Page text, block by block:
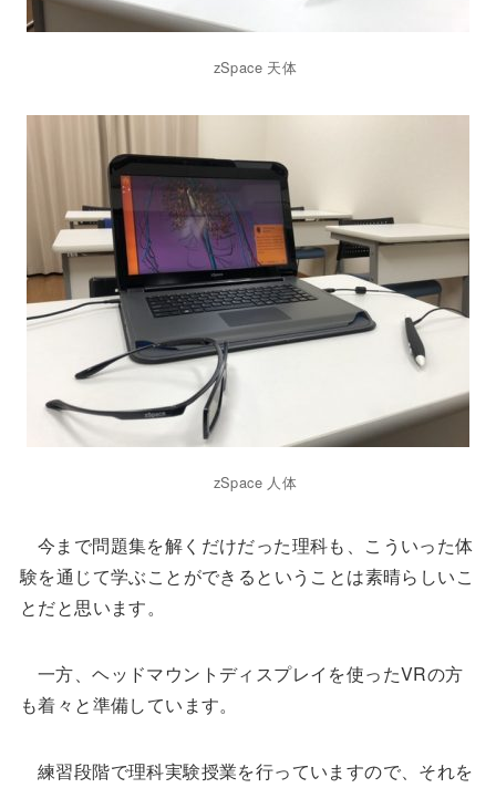
zSpace 天体
zSpace 人体
今まで問題集を解くだけだった理科も、こういった体
験を通じて学ぶことができるということは素晴らしいこ
とだと思います。
一方、ヘッドマウントディスプレイを使ったVRの方
も着々と準備しています。
練習段階で理科実験授業を行っていますので、それを